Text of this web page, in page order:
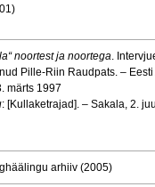
noortest ja noortega.
Pille-Riin Raudpats. –
märts 1997
: [Kullaketrajad]. – Sakala, 2.
arhiiv (2005)